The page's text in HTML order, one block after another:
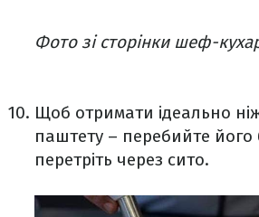
Фото зі сторінки шеф-
Щоб отримати ідеально
паштету – перебийте
перетріть через сито.